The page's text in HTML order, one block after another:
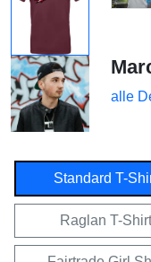
alle
Standard T-
Raglan T-Shirt